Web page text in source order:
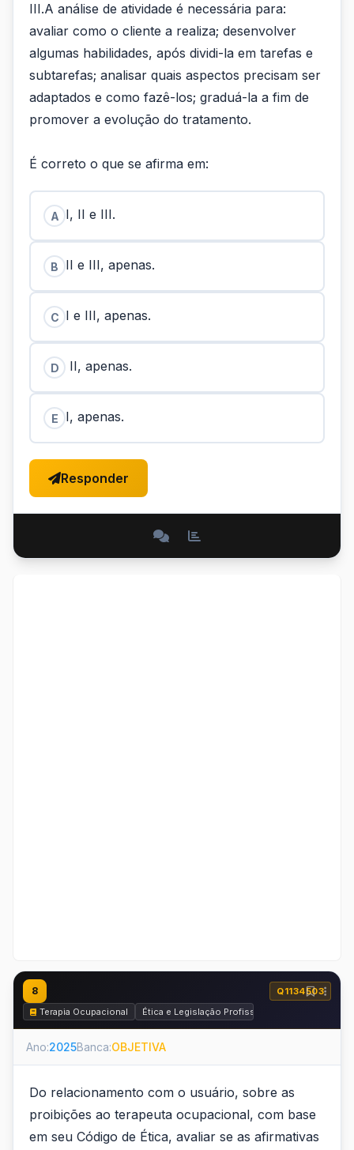
III.A análise de atividade é necessária para:
avaliar como o cliente a realiza; desenvolver
algumas habilidades, após dividi-la em tarefas e
subtarefas; analisar quais aspectos precisam ser
adaptados e como fazê-los; graduá-la a fim de
promover a evolução do tratamento.
É correto o que se afirma em:
A I, II e III.
B II e III, apenas.
C I e III, apenas.
D II, apenas.
E I, apenas.
Responder
8
Q1134503
Terapia Ocupacional
Ética e Legislação Profissional
Ano:2025Banca:OBJETIVA
Do relacionamento com o usuário, sobre as
proibições ao terapeuta ocupacional, com base
em seu Código de Ética, avaliar se as afirmativas